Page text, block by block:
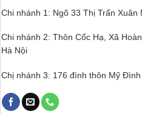
Chi nhánh 1: Ngõ 33 Thị Trấn Xuân
Chi nhánh 2: Thôn Cốc Hạ, Xã
Hà Nội
Chị nhánh 3: 176 đình thôn Mỹ